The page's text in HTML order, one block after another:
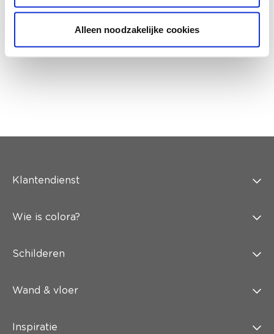
Alleen noodzakelijke cookies
Krijg ineens een technologische check-up
Klantendienst
Wie is colora?
Schilderen
Wand & vloer
Inspiratie